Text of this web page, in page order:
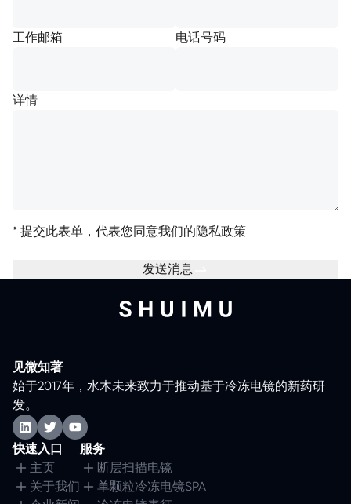
工作邮箱 电话号码
详情
* 提交此表单，代表您同意我们的隐私政策
发送消息
见微知著
始于2017年，水木未来致力于推动基于冷冻电镜的新药研
发。
快速入口
主页
关于我们
服务
断层扫描电镜
单颗粒冷冻电镜SPA